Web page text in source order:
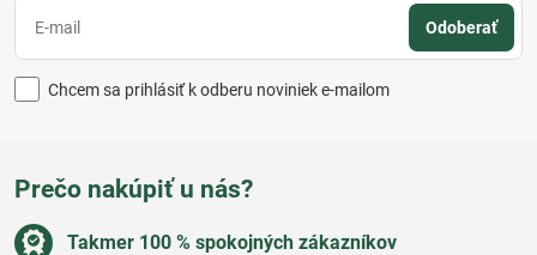
Odoberať
Chcem sa prihlásiť k odberu noviniek e-mailom
Prečo nakúpiť u nás?
Takmer 100 % spokojných zákazníkov